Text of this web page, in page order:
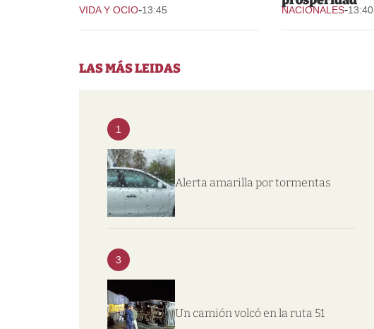
VIDA Y OCIO-13:45 NACIONALES-13:40
LAS MÁS LEIDAS
1
Alerta amarilla por tormentas
3
Un camión volcó en la ruta 51